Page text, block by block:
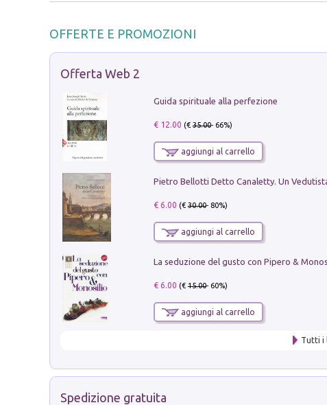
OFFERTE E PROMOZIONI
Offerta Web 2
Guida spirituale alla perfezione
€ 12.00 (€35.00- 66%)
aggiungi al carrello
€ 6.00 (€30.00- 80%)
aggiungi al carrello
€ 6.00 (€15.00- 60%)
aggiungi al carrello
Tutti i
Spedizione gratuita